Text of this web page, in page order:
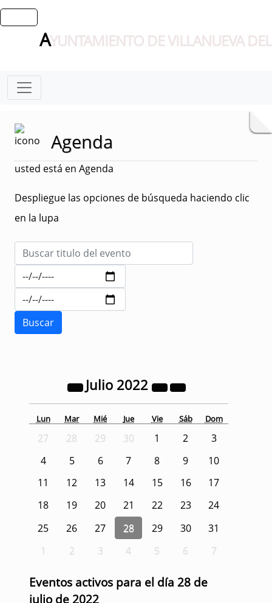
AYUNTAMIENTO DE VILLANUEVA
Agenda
usted está en Agenda
Despliegue las opciones de búsqueda haciendo clic
en la lupa
Julio 2022
Lun Mar Mié Jue Vie Sáb Dom
27 28 29 30 1 2
3
4
5 6 7 8 9
10
11
12 13 14 15 16
17
18
19 20 21 22 23
24
25
26 27 28 29 30
31
1
2 3 4 5 6 7
Eventos activos para el día 28 de
julio de 2022